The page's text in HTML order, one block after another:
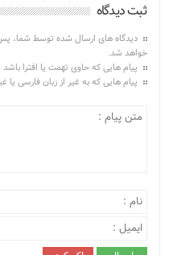
ثبت دیدگاه
دیدگاه های ارسال شده توسط شما،
خواهد شد.
پیام هایی که حاوی تهمت یا افترا
پیام هایی که به غیر از زبان فارسی